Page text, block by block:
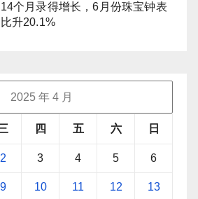
个月录得增长，6月份珠宝钟表
升20.1%
2025 年 4 月
四 五 六 日
2 3 4 5 6
9 10 11 12 13